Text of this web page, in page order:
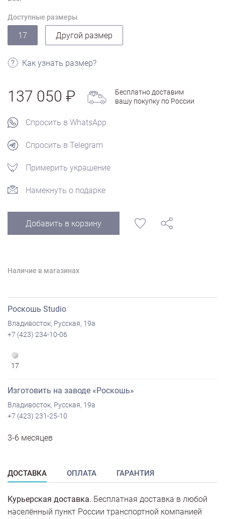
Доступные размеры
17 Другой размер
Как узнать размер?
137 050
Бесплатно доставим
вашу покупку по России
Спросить в WhatsApp
Спросить в Telegram
Примерить украшение
Намекнуть о подарке
Добавить в корзину
Наличие в магазинах
Роскошь Studio
Владивосток, Русская, 19а
+7 (423) 234-10-06
17
Изготовить на заводе «Роскошь»
Владивосток, Русская, 19а
+7 (423) 231-25-10
3-6 месяцев
ДОСТАВКА ОПЛАТА ГАРАНТИЯ
Курьерская доставка. Бесплатная доставка в любой
населённый пункт России транспортной компанией